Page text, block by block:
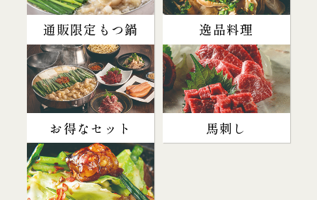
通販限定もつ鍋 逸品料理
お得なセット 馬刺し